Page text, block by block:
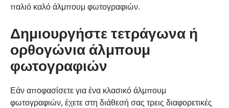
παλιό καλό άλμπουμ φωτογραφιών.
Δημιουργήστε τετράγωνα ή
ορθογώνια άλμπουμ
φωτογραφιών
Εάν αποφασίσετε για ένα κλασικό άλμπουμ
φωτογραφιών, έχετε στη διάθεσή σας τρεις διαφορετικές